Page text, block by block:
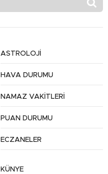
ASTROLOJİ
HAVA DURUMU
NAMAZ VAKİTLERİ
PUAN DURUMU
ECZANELER
KÜNYE